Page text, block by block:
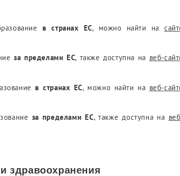
в странах ЕС, можно найти на
за пределами ЕС, также доступна на веб-
в странах ЕС, можно найти на веб-
за пределами ЕС, также доступна на
здравоохранения